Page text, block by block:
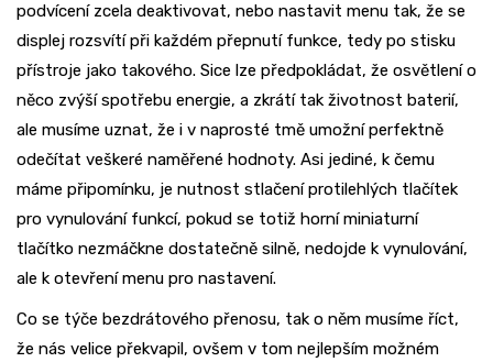
podvícení zcela deaktivovat, nebo nastavit menu tak, že se
displej rozsvítí při každém přepnutí funkce, tedy po stisku
přístroje jako takového. Sice lze předpokládat, že osvětlení o
něco zvýší spotřebu energie, a zkrátí tak životnost baterií,
ale musíme uznat, že i v naprosté tmě umožní perfektně
odečítat veškeré naměřené hodnoty. Asi jediné, k čemu
máme připomínku, je nutnost stlačení protilehlých tlačítek
pro vynulování funkcí, pokud se totiž horní miniaturní
tlačítko nezmáčkne dostatečně silně, nedojde k vynulování,
ale k otevření menu pro nastavení.
Co se týče bezdrátového přenosu, tak o něm musíme říct,
že nás velice překvapil, ovšem v tom nejlepším možném